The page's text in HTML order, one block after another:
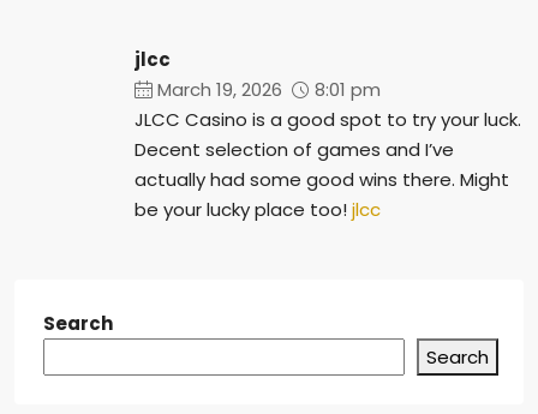
jlcc
March 19, 2026
8:01 pm
JLCC Casino is a good spot to try your luck.
Decent selection of games and I’ve
actually had some good wins there. Might
be your lucky place too!jlcc
Search
Search